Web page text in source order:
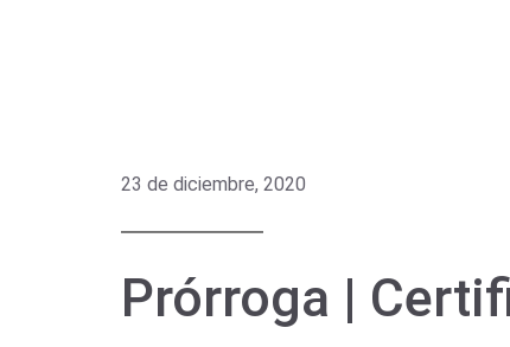
23 de diciembre, 2020
Prórroga |